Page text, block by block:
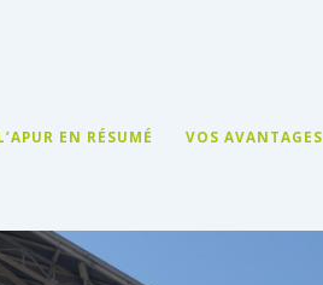
EN RÉSUMÉ VOS AVANTAGES